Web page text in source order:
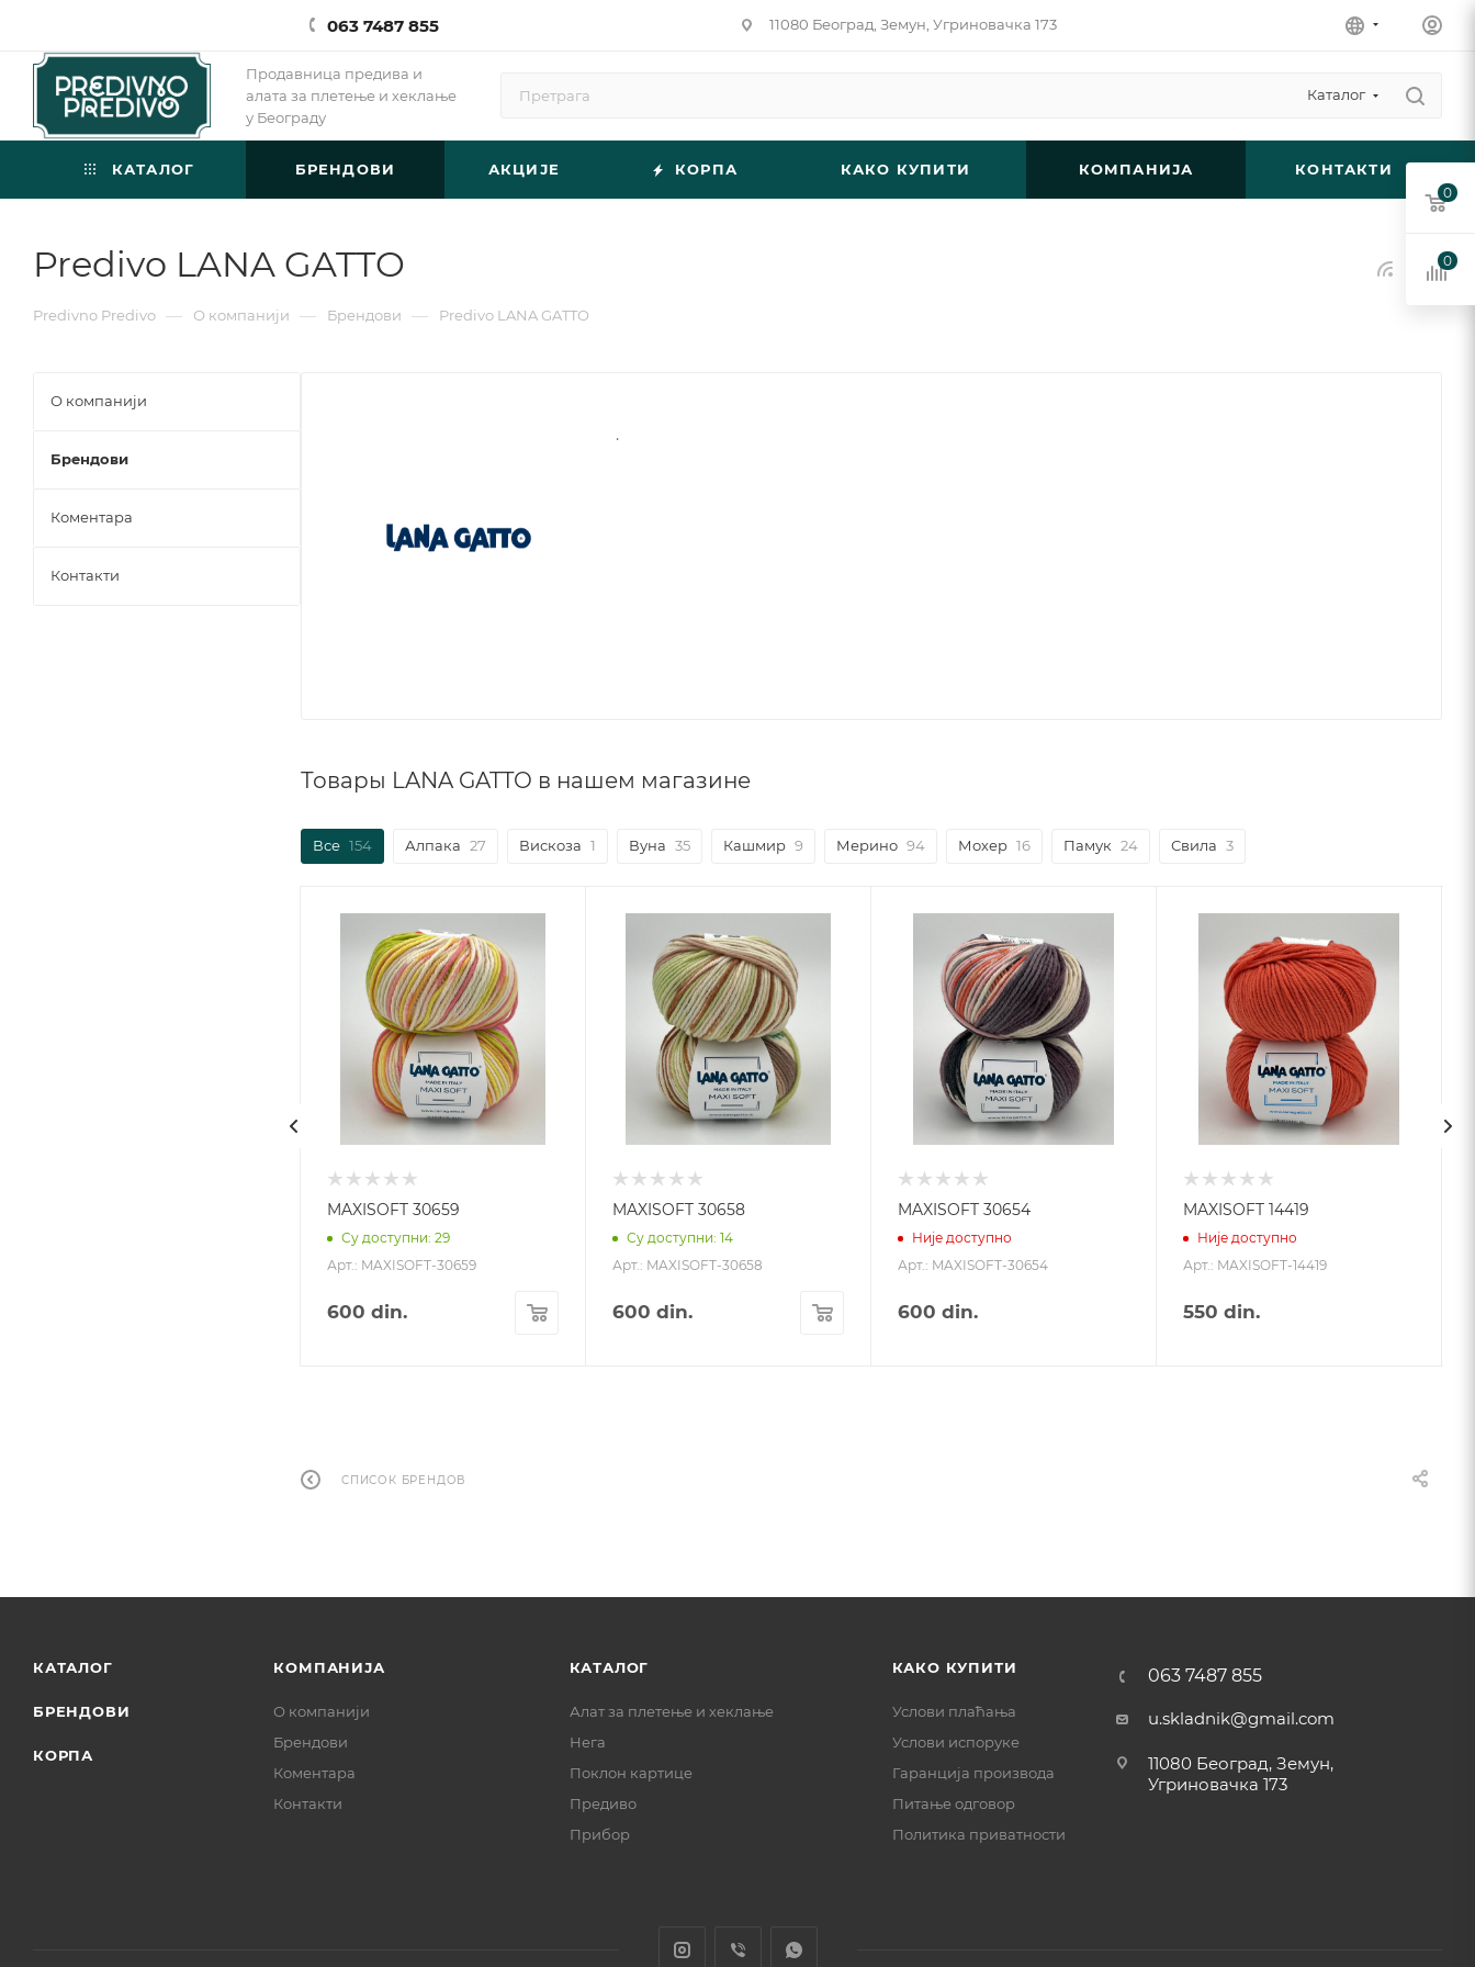
063 7487 855 11080 Београд, Земун, Угриновачка 173
Продавница предива и
алата за плетење и хеклање
у Београду
Каталог
КАТАЛОГ БРЕНДОВИ АКЦИЈЕ КОРПА КАКО КУПИТИ КОМПАНИЈА КОНТАКТИ
Predivo LANA GATTO
Predivno Predivo — О компанији — Брендови — Predivo LANA GATTO
.
Товары LANA GATTO в нашем магазине
Все 154 Алпака 27 Вискоза 1 Вуна 35 Кашмир 9 Мерино 94 Мохер 16 Памук 24 Свила 3
MAXISOFT 30659
Су доступни: 29
Арт.: MAXISOFT-30659
600 din.
MAXISOFT 30658
Су доступни: 14
Арт.: MAXISOFT-30658
600 din.
MAXISOFT 30654
Није доступно
Арт.: MAXISOFT-30654
600 din.
MAXISOFT 14419
Није доступно
Арт.: MAXISOFT-14419
550 din.
СПИСОК БРЕНДОВ
О компанији
Брендови
Коментара
Контакти
КАТАЛОГ
БРЕНДОВИ
КОРПА
КОМПАНИЈА
О компанији
Брендови
Коментара
Контакти
КАТАЛОГ
Алат за плетење и хеклање
Нега
Поклон картице
Предиво
Прибор
КАКО КУПИТИ
Услови плаћања
Услови испоруке
Гаранција производа
Питање одговор
Политика приватности
063 7487 855
u.skladnik@gmail.com
11080 Београд, Земун,
Угриновачка 173
0
0